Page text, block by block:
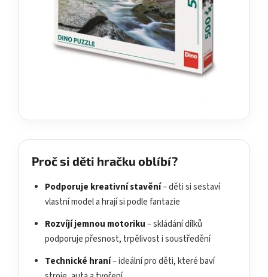
Proč si děti hračku oblíbí?
Podporuje kreativní stavění– děti si sestaví
vlastní model a hrají si podle fantazie
Rozvíjí jemnou motoriku– skládání dílků
podporuje přesnost, trpělivost i soustředění
Technické hraní– ideální pro děti, které baví